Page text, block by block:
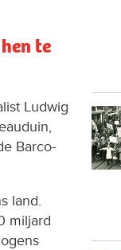
te
Ludwig
Barco-
land.
miljard